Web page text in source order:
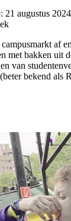
21 augustus 2024
af
met bakken uit
van
bekend als